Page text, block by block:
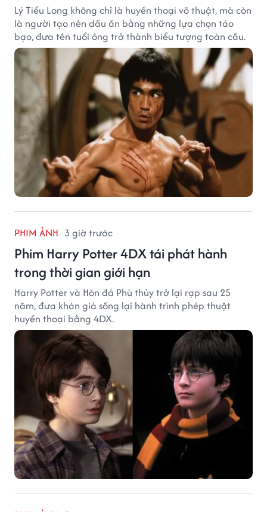
Lý Tiểu Long không chỉ là huyền thoại võ thuật, mà còn
là người tạo nên dấu ấn bằng những lựa chọn táo
bạo, đưa tên tuổi ông trở thành biểu tượng toàn cầu.
PHIM ẢNH 3 giờ trước
Phim Harry Potter 4DX tái phát hành
trong thời gian giới hạn
Harry Potter và Hòn đá Phù thủy trở lại rạp sau 25
năm, đưa khán giả sống lại hành trình phép thuật
huyền thoại bằng 4DX.